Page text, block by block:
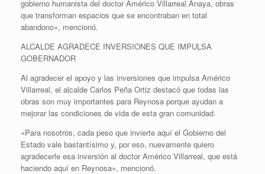
gobierno humanista del doctor Américo Villarreal Anaya, obras
que transforman espacios que se encontraban en total
abandono», mencionó.
ALCALDE AGRADECE INVERSIONES QUE IMPULSA
GOBERNADOR
Al agradecer el apoyo y las inversiones que impulsa Américo
Villarreal, el alcalde Carlos Peña Ortiz destacó que todas las
obras son muy importantes para Reynosa porque ayudan a
mejorar las condiciones de vida de esta gran comunidad.
«Para nosotros, cada peso que invierte aquí el Gobierno del
Estado vale bastantísimo y, por eso, nuevamente quiero
agradecerle esa inversión al doctor Américo Villarreal, que está
haciendo aquí en Reynosa», mencionó.